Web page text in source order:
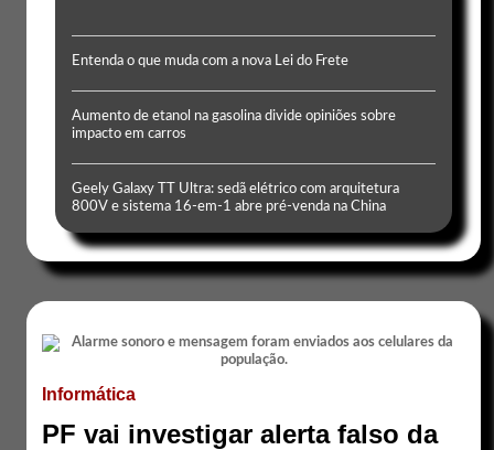
Entenda o que muda com a nova Lei do Frete
Aumento de etanol na gasolina divide opiniões sobre
impacto em carros
Geely Galaxy TT Ultra: sedã elétrico com arquitetura
800V e sistema 16-em-1 abre pré-venda na China
Informática
PF vai investigar alerta falso da